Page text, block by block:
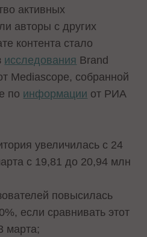
активных
авторы с других
контента стало
исследования Brand
Mediascope, собранной
по информации от РИА
увеличилась с 24
с 19,81 до 20,94 млн
повысилась
если сравнивать этот
марта;